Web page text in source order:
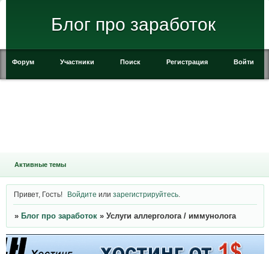
Блог про заработок
Форум Участники Поиск Регистрация Войти
Активные темы
Привет, Гость! Войдите илизарегистрируйтесь
» Блог про заработок » Услуги аллерголога / иммунолога